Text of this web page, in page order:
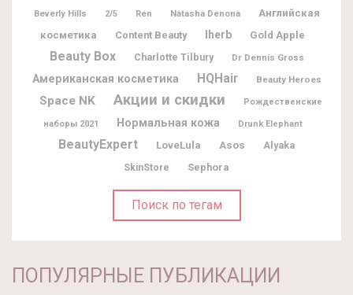
Beverly Hills 2/5 Ren Natasha Denona
Английская
косметика
Content Beauty Iherb Gold Apple
Beauty Box Charlotte Tilbury Dr Dennis Gross
Американская косметика HQHair Beauty Heroes
Space NK Акции и скидки Рождественские
наборы 2021 Нормальная кожа Drunk Elephant
BeautyExpert LoveLula Asos Alyaka
SkinStore Sephora
Поиск по тегам
ПОПУЛЯРНЫЕ ПУБЛИКАЦИИ